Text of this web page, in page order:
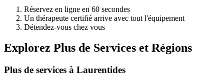
Réservez en ligne en 60 secondes
Un thérapeute certifié arrive avec tout l'équipement
Détendez-vous chez vous
Explorez Plus de Services et Régions
Plus de services à Laurentides